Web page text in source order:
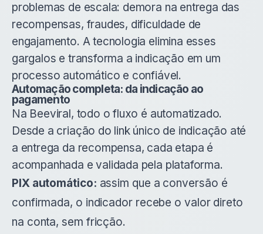
problemas de escala: demora na entrega das
recompensas, fraudes, dificuldade de
engajamento. A tecnologia elimina esses
gargalos e transforma a indicação em um
processo automático e confiável.
Automação completa: da indicação ao
pagamento
Na Beeviral, todo o fluxo é automatizado.
Desde a criação do link único de indicação até
a entrega da recompensa, cada etapa é
acompanhada e validada pela plataforma.
PIX automático: assim que a conversão é
confirmada, o indicador recebe o valor direto
na conta, sem fricção.